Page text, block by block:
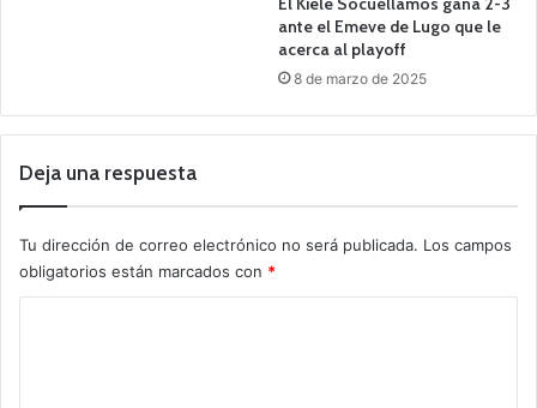
ante el Emeve de Lugo que le
acerca al playoff
8 de marzo de 2025
Deja una respuesta
Tu dirección de correo electrónico no será publicada. Los campos
obligatorios están marcados con *